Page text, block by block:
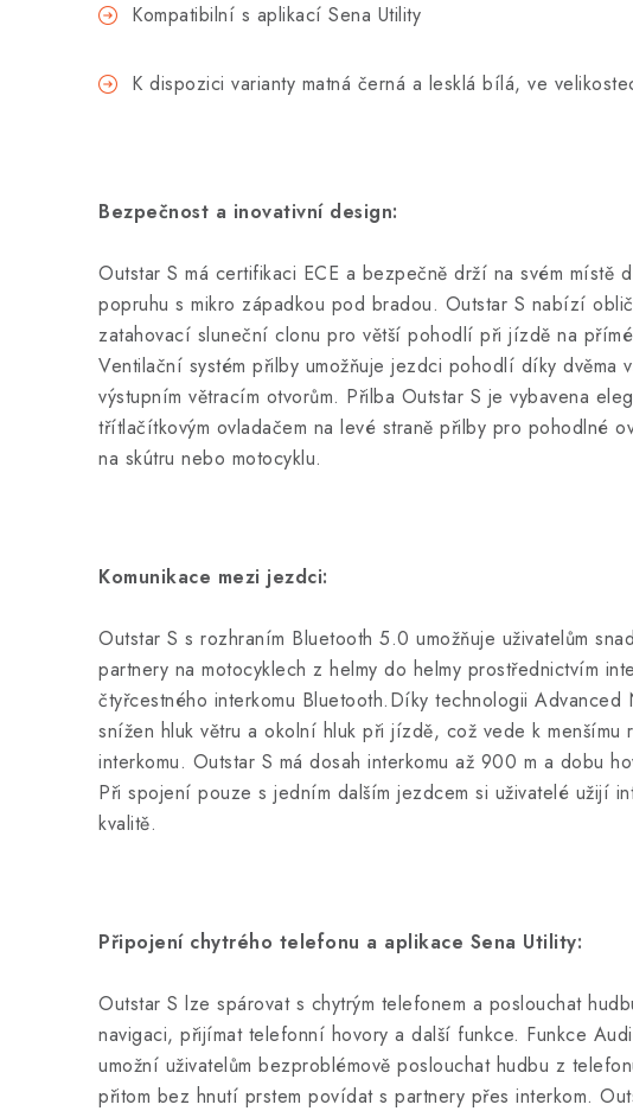
Kompatibilní s aplikací Sena Utility
K dispozici varianty matná černá a lesklá bílá, ve
Bezpečnost a inovativní design:
Outstar S má certifikaci ECE a bezpečně drží na svém místě
popruhu s mikro západkou pod bradou. Outstar S nabízí
zatahovací sluneční clonu pro větší pohodlí při jízdě na
Ventilační systém přilby umožňuje jezdci pohodlí díky dvěma
výstupním větracím otvorům. Přilba Outstar S je vybavena
třítlačítkovým ovladačem na levé straně přilby pro pohodlné
na skútru nebo motocyklu.
Komunikace mezi jezdci:
Outstar S s rozhraním Bluetooth 5.0 umožňuje uživatelům
partnery na motocyklech z helmy do helmy prostřednictvím
čtyřcestného interkomu Bluetooth.Díky technologii
snížen hluk větru a okolní hluk při jízdě, což vede k menšímu
interkomu. Outstar S má dosah interkomu až 900 m a dobu
Při spojení pouze s jedním dalším jezdcem si uživatelé užijí
kvalitě.
Připojení chytrého telefonu a aplikace Sena Utility:
Outstar S lze spárovat s chytrým telefonem a poslouchat
navigaci, přijímat telefonní hovory a další funkce. Funkce
umožní uživatelům bezproblémově poslouchat hudbu z
přitom bez hnutí prstem povídat s partnery přes interkom.